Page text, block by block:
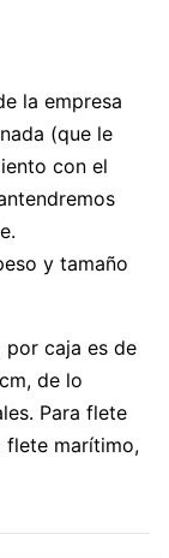
la empresa
(que le
con el
y tamaño
por caja es de
de lo
Para flete
flete marítimo,